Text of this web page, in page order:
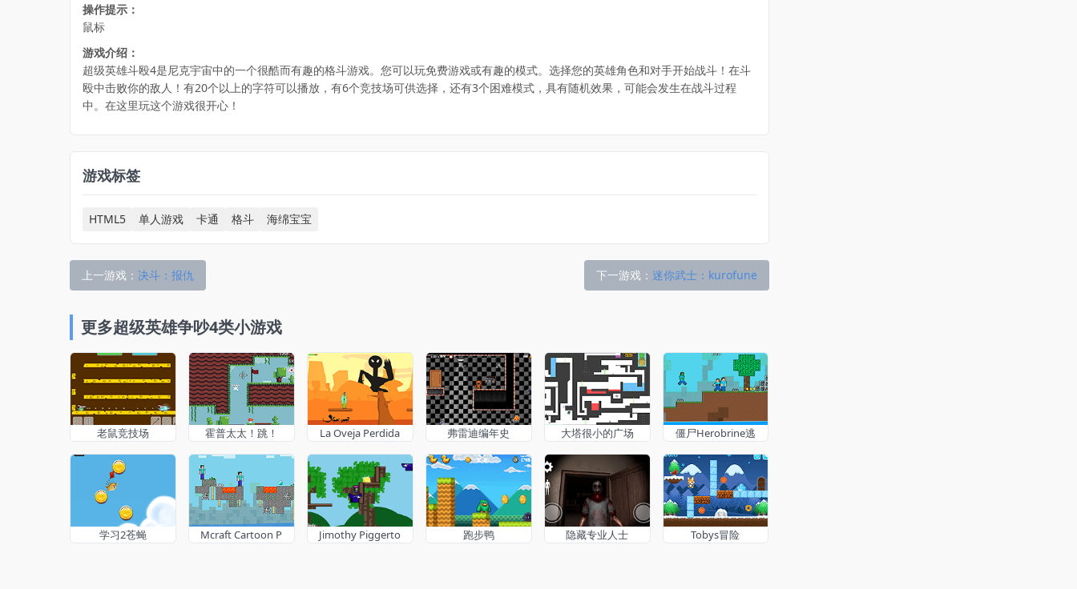
操作提示：
鼠标
游戏介绍：
超级英雄斗殴4是尼克宇宙中的一个很酷而有趣的格斗游戏。您可以玩免费游戏或有趣的模式。选择您的英雄角色和对手开始战斗！在斗
殴中击败你的敌人！有20个以上的字符可以播放，有6个竞技场可供选择，还有3个困难模式，具有随机效果，可能会发生在战斗过程
中。在这里玩这个游戏很开心！
游戏标签
HTML5 单人游戏 卡通 格斗 海绵宝宝
上一游戏： 决斗：报仇 下一游戏： 迷你武士：kurofune
更多超级英雄争吵4类小游戏
老鼠竞技场 霍普太太！跳！ La Oveja Perdida 弗雷迪编年史 大塔很小的广场 僵尸Herobrine逃
学习2苍蝇 Mcraft Cartoon P Jimothy Piggerto 跑步鸭 隐藏专业人士 Tobys冒险